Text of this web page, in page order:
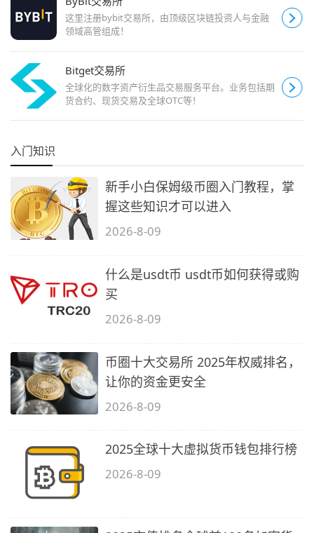
这里注册bybit交易所，由顶级区块链投资人与金融
领域高管组成！
Bitget交易所
全球化的数字资产衍生品交易服务平台。业务包括期
货合约、现货交易及全球OTC等！
入门知识
新手小白保姆级币圈入门教程，掌
握这些知识才可以进入
2026-8-09
什么是usdt币 usdt币如何获得或购
买
2026-8-09
币圈十大交易所 2025年权威排名，
让你的资金更安全
2026-8-09
2025全球十大虚拟货币钱包排行榜
2026-8-09